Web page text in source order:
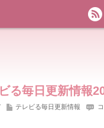
る毎日更新情報
テレビる毎日更新情報